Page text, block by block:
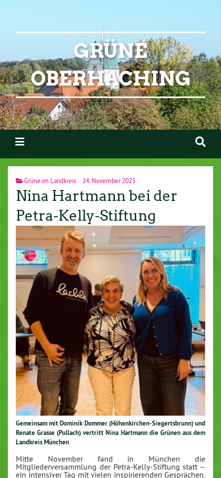
GRÜNE
OBERHACHING
Grüne im Landkreis 24. November 2025
Nina Hartmann bei der
Petra-Kelly-Stiftung
Gemeinsam mit Dominik Dommer (Höhenkirchen-Siegertsbrunn) und
Renate Grasse (Pullach) vertritt Nina Hartmann die Grünen aus dem
Landkreis München
Mitte November fand in München die
Mitgliederversammlung der Petra-Kelly-Stiftung statt –
ein intensiver Tag mit vielen inspirierenden Gesprächen,